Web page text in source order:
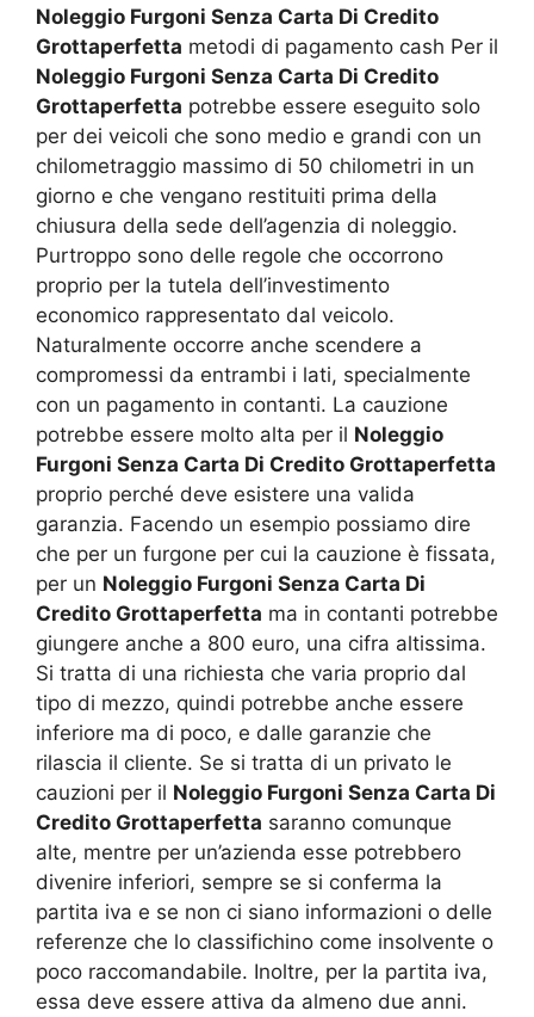
Noleggio Furgoni Senza Carta Di Credito
Grottaperfetta metodi di pagamento cash Per il
Noleggio Furgoni Senza Carta Di Credito
Grottaperfetta potrebbe essere eseguito solo
per dei veicoli che sono medio e grandi con un
chilometraggio massimo di 50 chilometri in un
giorno e che vengano restituiti prima della
chiusura della sede dell’agenzia di noleggio.
Purtroppo sono delle regole che occorrono
proprio per la tutela dell’investimento
economico rappresentato dal veicolo.
Naturalmente occorre anche scendere a
compromessi da entrambi i lati, specialmente
con un pagamento in contanti. La cauzione
potrebbe essere molto alta per il Noleggio
Furgoni Senza Carta Di Credito Grottaperfetta
proprio perché deve esistere una valida
garanzia. Facendo un esempio possiamo dire
che per un furgone per cui la cauzione è fissata,
per un Noleggio Furgoni Senza Carta Di
Credito Grottaperfetta ma in contanti potrebbe
giungere anche a 800 euro, una cifra altissima.
Si tratta di una richiesta che varia proprio dal
tipo di mezzo, quindi potrebbe anche essere
inferiore ma di poco, e dalle garanzie che
rilascia il cliente. Se si tratta di un privato le
cauzioni per il Noleggio Furgoni Senza Carta Di
Credito Grottaperfetta saranno comunque
alte, mentre per un’azienda esse potrebbero
divenire inferiori, sempre se si conferma la
partita iva e se non ci siano informazioni o delle
referenze che lo classifichino come insolvente o
poco raccomandabile. Inoltre, per la partita iva,
essa deve essere attiva da almeno due anni.